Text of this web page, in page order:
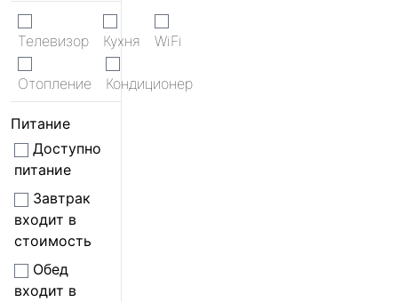
Телевизор Кухня WiFi
Отопление Кондиционер
Питание
Доступно
питание
Завтрак
входит в
стоимость
Обед
входит в